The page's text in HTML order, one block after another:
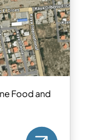
Food and